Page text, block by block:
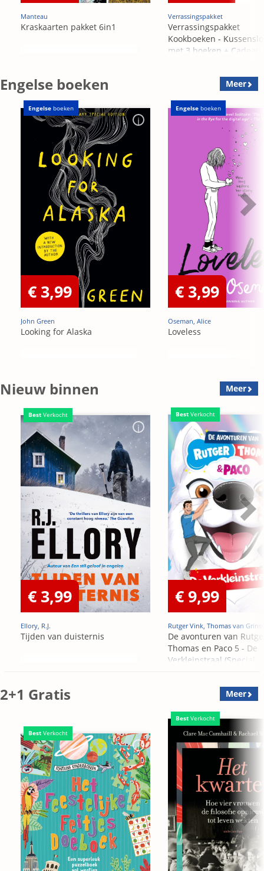
Manteau
Kraskaarten pakket 6in1
Verrassingspakket
Verrassingspakket
Kookboeken -
met 3 boeken + Cadeau
Engelse boeken Meer
Engelse boeken
€ 3,99
John Green
Looking for Alaska
Engelse boeken
€ 3,99
Oseman, Alice
Loveless
Nieuw binnen Meer
Best Verkocht
€ 3,99
Ellory, R.J.
Tijden van duisternis
Best Verkocht
€ 9,99
Rutger Vink, Thomas van
De avonturen van
Thomas en Paco 5 - De
Verkleinstraal (Special
2+1 Gratis Meer
Best Verkocht
Best Verkocht